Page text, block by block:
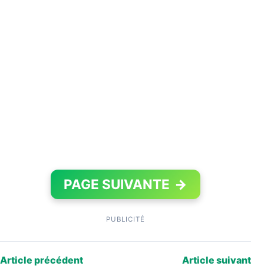
PAGE SUIVANTE →
PUBLICITÉ
Article précédent Article suivant